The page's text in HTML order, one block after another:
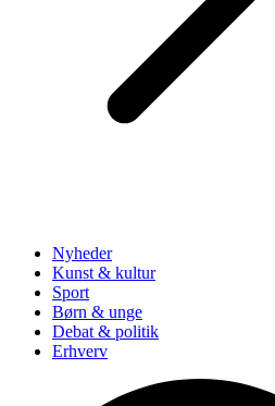
Nyheder
Kunst & kultur
Sport
Børn & unge
Debat & politik
Erhverv